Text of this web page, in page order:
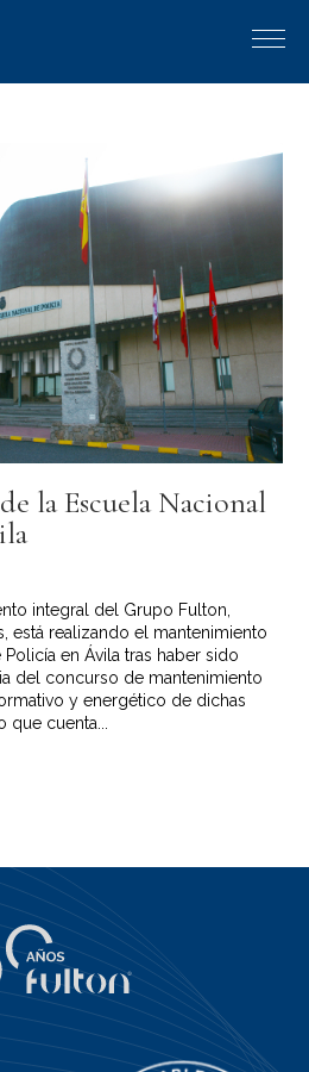
la Escuela Nacional
integral del Grupo Fulton,
está realizando el mantenimiento
en Ávila tras haber sido
del concurso de mantenimiento
y energético de dichas
cuenta...